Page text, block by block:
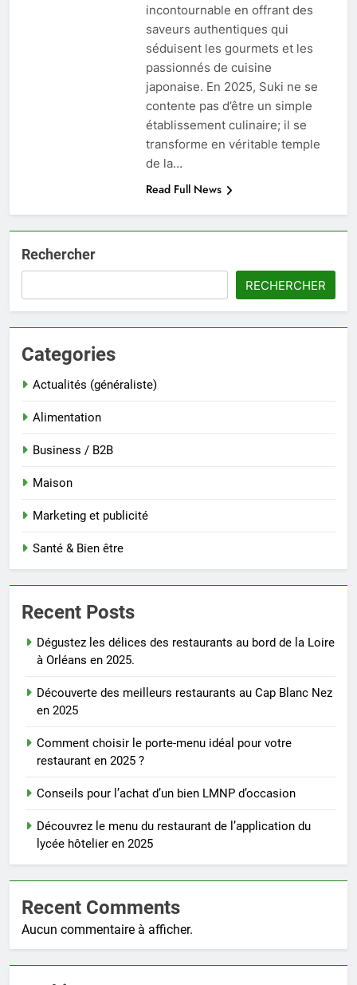
incontournable en offrant des
saveurs authentiques qui
séduisent les gourmets et les
passionnés de cuisine
japonaise. En 2025, Suki ne se
contente pas d’être un simple
établissement culinaire; il se
transforme en véritable temple
de la…
Read Full News
Rechercher
RECHERCHER
Categories
Actualités (généraliste)
Alimentation
Business / B2B
Maison
Marketing et publicité
Santé & Bien être
Recent Posts
Dégustez les délices des restaurants au bord de la Loire
à Orléans en 2025.
Découverte des meilleurs restaurants au Cap Blanc Nez
en 2025
Comment choisir le porte-menu idéal pour votre
restaurant en 2025 ?
Conseils pour l’achat d’un bien LMNP d’occasion
Découvrez le menu du restaurant de l’application du
lycée hôtelier en 2025
Recent Comments
Aucun commentaire à afficher.